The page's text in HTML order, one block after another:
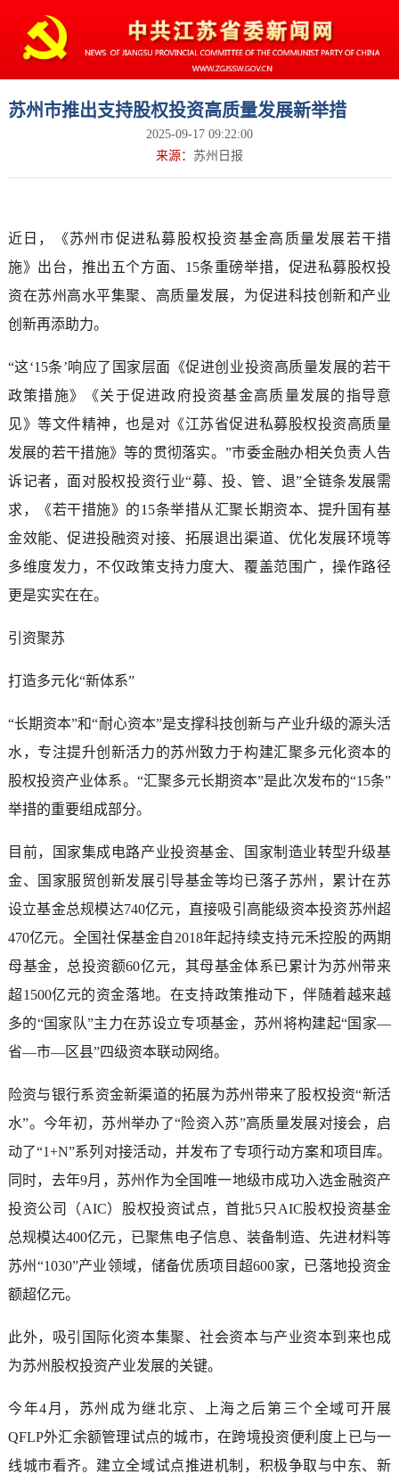
苏州市推出支持股权投资高质量发展新举措
2025-09-17 09:22:00
来源： 苏州日报
近日，《苏州市促进私募股权投资基金高质量发展若干措
施》出台，推出五个方面、15条重磅举措，促进私募股权投
资在苏州高水平集聚、高质量发展，为促进科技创新和产业
创新再添助力。
“这‘15条’响应了国家层面《促进创业投资高质量发展的若干
政策措施》《关于促进政府投资基金高质量发展的指导意
见》等文件精神，也是对《江苏省促进私募股权投资高质量
发展的若干措施》等的贯彻落实。”市委金融办相关负责人告
诉记者，面对股权投资行业“募、投、管、退”全链条发展需
求，《若干措施》的15条举措从汇聚长期资本、提升国有基
金效能、促进投融资对接、拓展退出渠道、优化发展环境等
多维度发力，不仅政策支持力度大、覆盖范围广，操作路径
更是实实在在。
引资聚苏
打造多元化“新体系”
“长期资本”和“耐心资本”是支撑科技创新与产业升级的源头活
水，专注提升创新活力的苏州致力于构建汇聚多元化资本的
股权投资产业体系。“汇聚多元长期资本”是此次发布的“15条”
举措的重要组成部分。
目前，国家集成电路产业投资基金、国家制造业转型升级基
金、国家服贸创新发展引导基金等均已落子苏州，累计在苏
设立基金总规模达740亿元，直接吸引高能级资本投资苏州超
470亿元。全国社保基金自2018年起持续支持元禾控股的两期
母基金，总投资额60亿元，其母基金体系已累计为苏州带来
超1500亿元的资金落地。在支持政策推动下，伴随着越来越
多的“国家队”主力在苏设立专项基金，苏州将构建起“国家—
省—市—区县”四级资本联动网络。
险资与银行系资金新渠道的拓展为苏州带来了股权投资“新活
水”。今年初，苏州举办了“险资入苏”高质量发展对接会，启
动了“1+N”系列对接活动，并发布了专项行动方案和项目库。
同时，去年9月，苏州作为全国唯一地级市成功入选金融资产
投资公司（AIC）股权投资试点，首批5只AIC股权投资基金
总规模达400亿元，已聚焦电子信息、装备制造、先进材料等
苏州“1030”产业领域，储备优质项目超600家，已落地投资金
额超亿元。
此外，吸引国际化资本集聚、社会资本与产业资本到来也成
为苏州股权投资产业发展的关键。
今年4月，苏州成为继北京、上海之后第三个全域可开展
QFLP外汇余额管理试点的城市，在跨境投资便利度上已与一
线城市看齐。建立全域试点推进机制，积极争取与中东、新